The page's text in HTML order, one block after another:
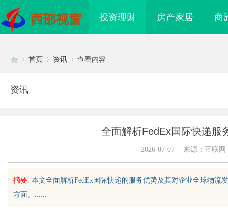
西部视窗 投资理财 房产家居 商
首页 资讯 查看内容
资讯
全面解析FedEx国际快递服
2026-07-07 来源：互联网
摘要: 本文全面解析FedEx国际快递的服务优势及其对企业全球物
方面。......